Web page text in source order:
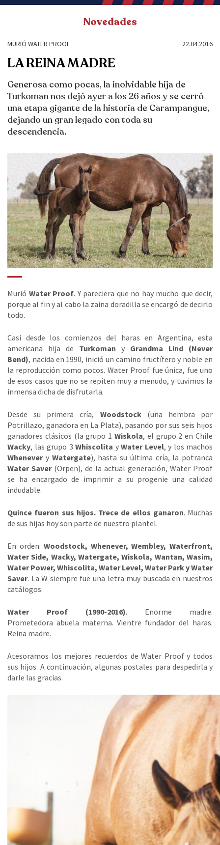
Novedades
MURIÓ WATER PROOF 22.04.2016
LA REINA MADRE
Generosa como pocas, la inolvidable hija de
Turkoman nos dejó ayer a los 26 años y se cerró
una etapa gigante de la historia de Carampangue,
dejando un gran legado con toda su
descendencia.
Murió Water Proof. Y pareciera que no hay mucho que decir,
porque al fin y al cabo la zaina doradilla se encargó de decirlo
todo.
Casi desde los comienzos del haras en Argentina, esta
americana hija de Turkoman y Grandma Lind (Never
Bend), nacida en 1990, inició un camino fructífero y noble en
la reproducción como pocos. Water Proof fue única, fue uno
de esos casos que no se repiten muy a menudo, y tuvimos la
inmensa dicha de disfrutarla.
Desde su primera cría, Woodstock(una hembra por
Potrillazo, ganadora en La Plata), pasando por sus seis hijos
ganadores clásicos (la grupo 1 Wiskola, el grupo 2 en Chile
Wacky, las grupo 3 Whiscolita y Water Level, y los machos
Whenevery Watergate), hasta su última cría, la potranca
Water Saver(Orpen), de la actual generación, Water Proof
se ha encargado de imprimir a su progenie una calidad
indudable.
Quince fueron sus hijos. Trece de ellos ganaron. Muchas
de sus hijas hoy son parte de nuestro plantel.
En orden:Woodstock, Whenever, Wembley, Waterfront,
Water Side, Wacky, Watergate, Wiskola, Wantan, Wasim,
Water Power, Whiscolita, Water Level, Water Park y Water
Saver. La W siempre fue una letra muy buscada en nuestros
catálogos.
Water Proof (1990-2016). Enorme madre.
Prometedora abuela materna. Vientre fundador del haras.
Reina madre.
Atesoramos los mejores recuerdos de Water Proof y todos
sus hijos. A continuación, algunas postales para despedirla y
darle las gracias.